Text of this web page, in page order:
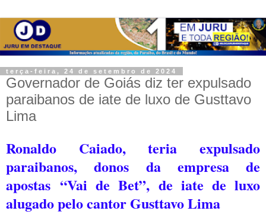
terça-feira, 24 de setembro de 2024
Governador de Goiás diz ter expulsado
paraibanos de iate de luxo de Gusttavo
Lima
Ronaldo Caiado, teria expulsado
paraibanos, donos da empresa de
apostas“Vai de Bet”, de iate de luxo
alugado pelo cantor Gusttavo Lima